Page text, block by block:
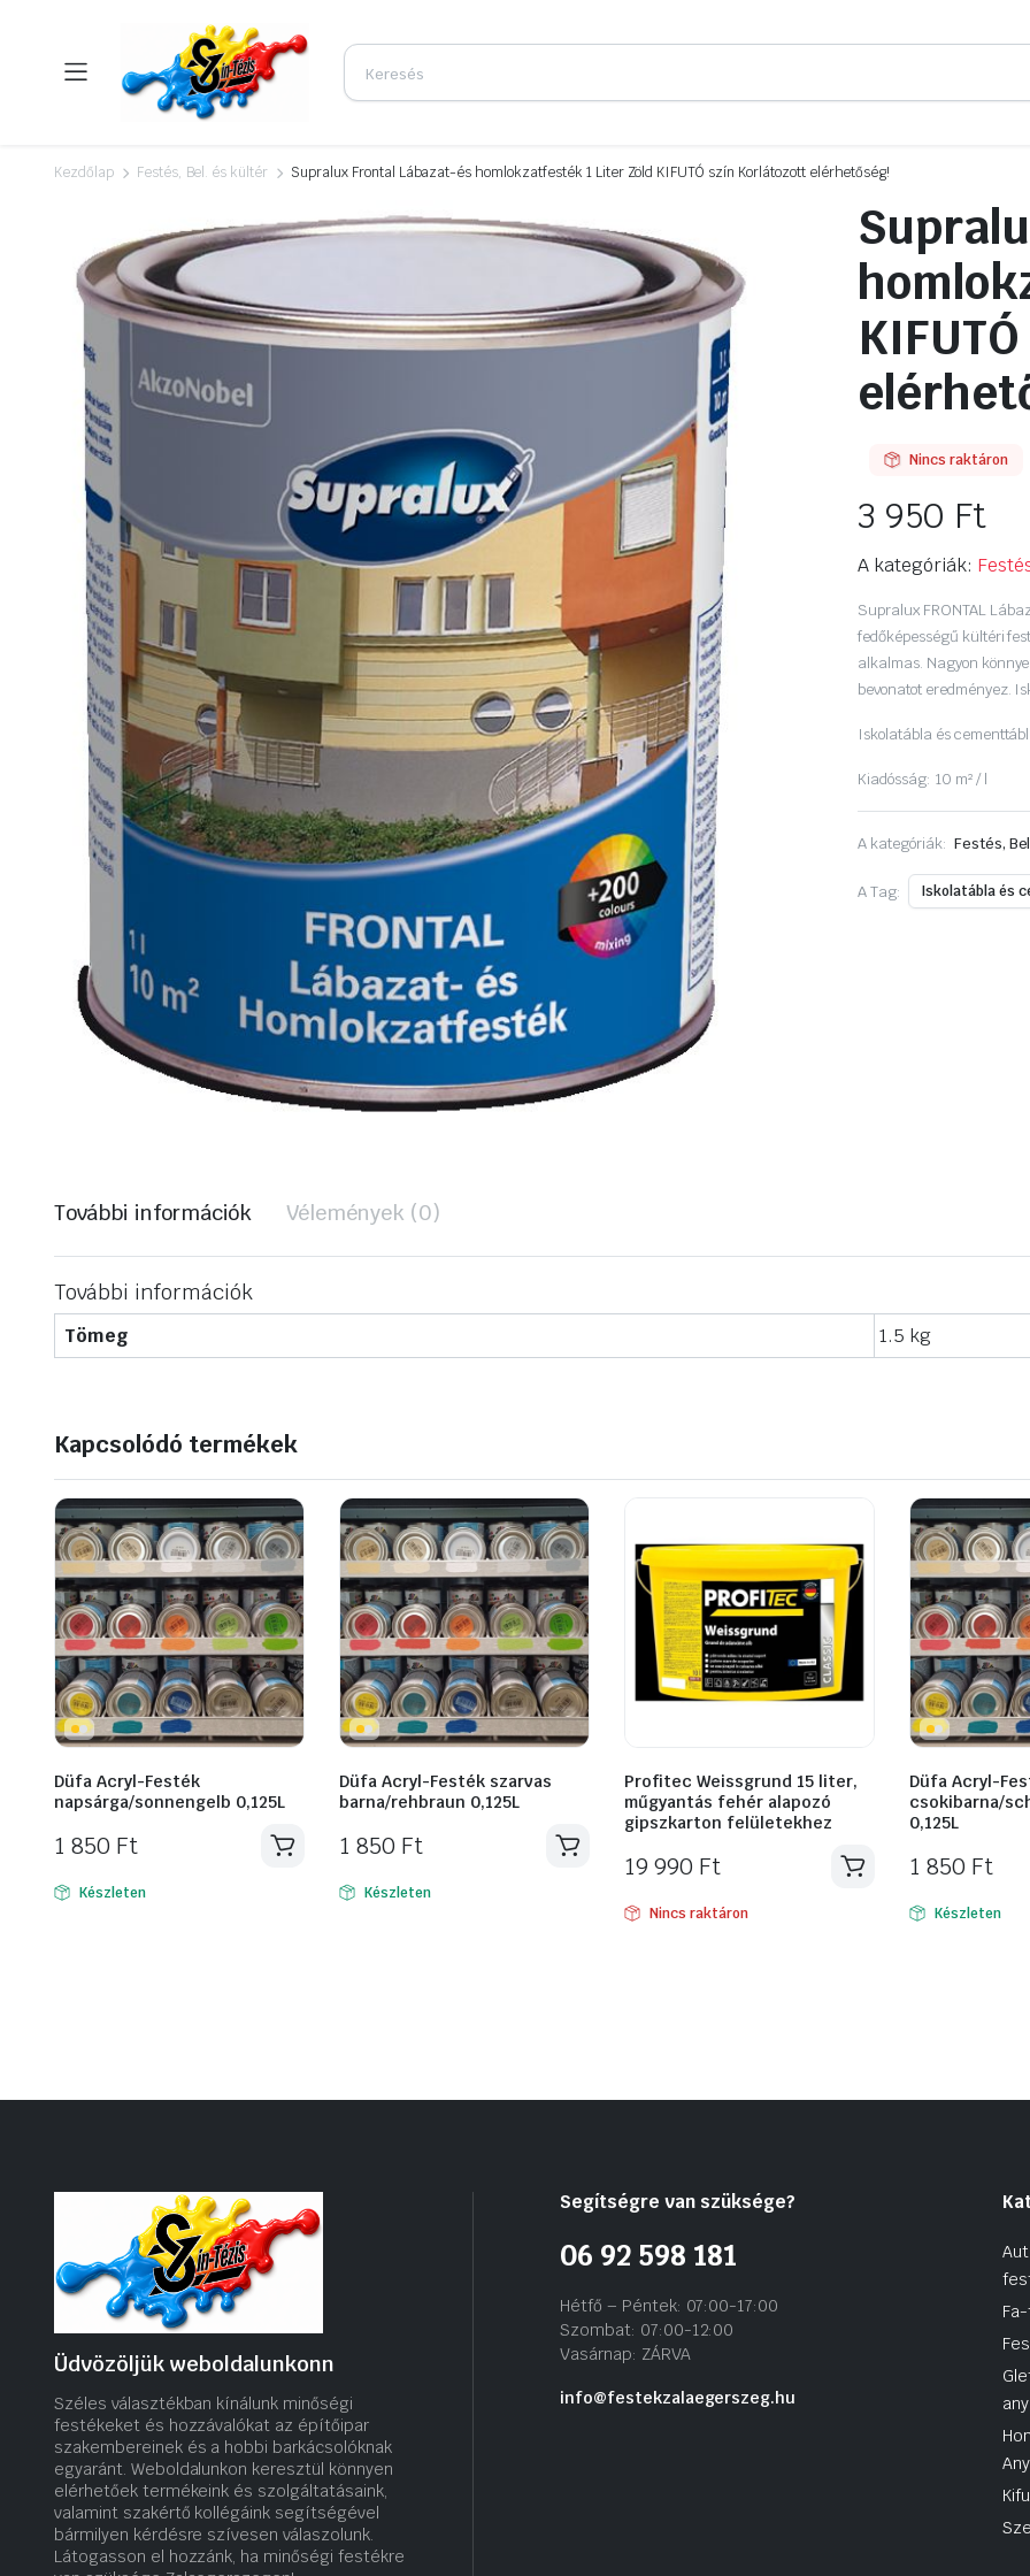
Kezdőlap Festés, Bel. és kültér Supralux Frontal Lábazat-és homlokzatfesték 1 Liter Zöld KIFUTÓ szín Korlátozott elérhetőség!
Nincs raktáron
3 950 Ft
A kategóriák:
Supralux FRONTAL
fedőképességű kültéri
alkalmas. Nagyon
bevonatot eredményez.
Iskolatábla és
Kiadósság: 10 m² / l
A kategóriák: Festés,
A Tag: Iskolatábla és
További információk Vélemények (0)
További információk
Tömeg 1.5 kg
Kapcsolódó termékek
Düfa Acryl-Festék
napsárga/sonnengelb 0,125L
1 850 Ft
Készleten
Düfa Acryl-Festék szarvas
barna/rehbraun 0,125L
1 850 Ft
Készleten
Profitec Weissgrund 15 liter,
műgyantás fehér alapozó
gipszkarton felületekhez
19 990 Ft
Nincs raktáron
Düfa Acryl-
csokibarna/
0,125L
1 850 Ft
Készleten
Üdvözöljük weboldalunkonn
Széles választékban kínálunk minőségi
festékeket és hozzávalókat az építőipar
szakembereinek és a hobbi barkácsolóknak
egyaránt. Weboldalunkon keresztül könnyen
elérhetőek termékeink és szolgáltatásaink,
valamint szakértő kollégáink segítségével
bármilyen kérdésre szívesen válaszolunk.
Látogasson el hozzánk, ha minőségi festékre
Segítségre van szüksége?
06 92 598 181
Hétfő – Péntek: 07:00-17:00
Szombat: 07:00-12:00
Vasárnap: ZÁRVA
info@festekzalaegerszeg.hu